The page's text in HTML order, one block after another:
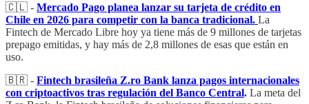
🇨🇱 - Mercado Pago planea lanzar su tarjeta de crédito en
Chile en 2026 para competir con la banca tradicional. La
Fintech de Mercado Libre hoy ya tiene más de 9 millones de tarjetas
prepago emitidas, y hay más de 2,8 millones de esas que están en
uso.
🇧🇷 - Fintech brasileña Z.ro Bank lanza pagos internacionales
con criptoactivos tras regulación del Banco Central. La meta del